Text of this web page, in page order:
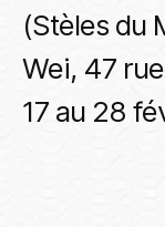
(Stèles du
Wei, 47
17 au 28